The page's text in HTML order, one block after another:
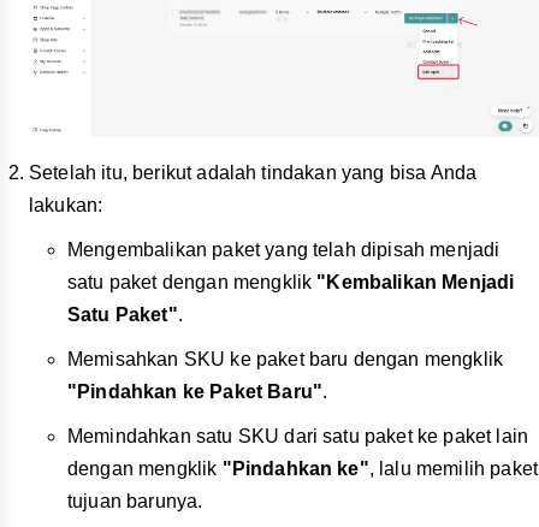
Setelah itu, berikut adalah tindakan yang bisa Anda
lakukan:
Mengembalikan paket yang telah dipisah menjadi
satu paket dengan mengklik "Kembalikan Menjadi
Satu Paket".
Memisahkan SKU ke paket baru dengan mengklik
"Pindahkan ke Paket Baru".
Memindahkan satu SKU dari satu paket ke paket lain
dengan mengklik "Pindahkan ke", lalu memilih paket
tujuan barunya.